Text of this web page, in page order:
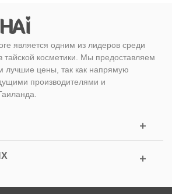
является одним из лидеров среди
тайской косметики. Мы предоставляем
лучшие цены, так как напрямую
производителями и